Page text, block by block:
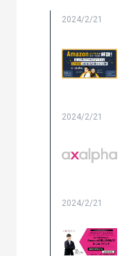
2024/2/21
2024/2/21
2024/2/21